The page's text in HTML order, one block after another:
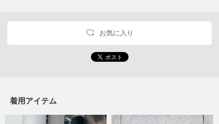
お気に入り
着用アイテム